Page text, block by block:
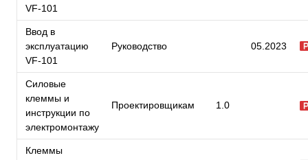
VF-101
Ввод в
эксплуатацию
VF-101
Руководство 05.2023
Силовые
клеммы и
инструкции по
электромонтажу
Проектировщикам 1.0
Клеммы